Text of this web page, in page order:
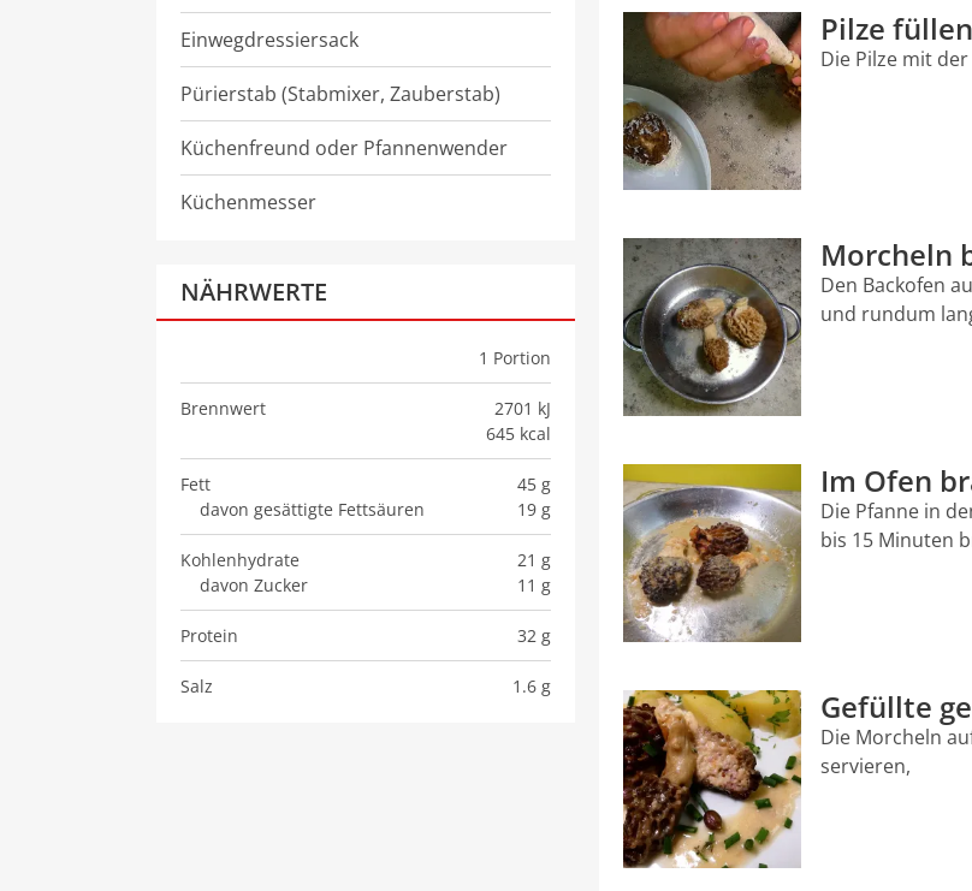
Einwegdressiersack
Pürierstab (Stabmixer, Zauberstab)
Küchenfreund oder Pfannenwender
Küchenmesser
NÄHRWERTE
1 Portion
Brennwert
2701 kJ
645 kcal
Fett
45 g
davon gesättigte Fettsäuren
19 g
Kohlenhydrate
21 g
davon Zucker
11 g
Protein 32 g
Salz 1.6 g
Pilze füllen
Die Pilze mit
Morcheln
Den Backofen
und rundum
Im Ofen
Die Pfanne in
bis 15 Minuten
Gefüllte
Die Morcheln
servieren,